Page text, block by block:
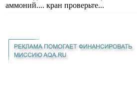
аммоний.... кран проверьте...